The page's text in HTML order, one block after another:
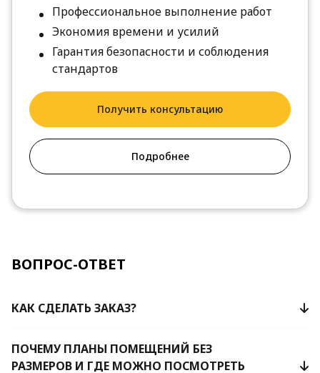
Профессиональное выполнение работ
Экономия времени и усилий
Гарантия безопасности и соблюдения
стандартов
Получить консультацию
Подробнее
ВОПРОС-ОТВЕТ
КАК СДЕЛАТЬ ЗАКАЗ?
ПОЧЕМУ ПЛАНЫ ПОМЕЩЕНИЙ БЕЗ
РАЗМЕРОВ И ГДЕ МОЖНО ПОСМОТРЕТЬ